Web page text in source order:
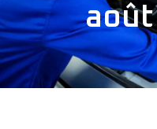
août